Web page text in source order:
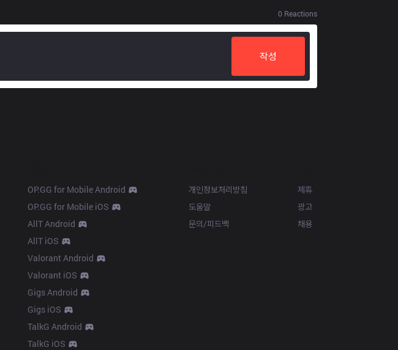
0 Reactions
작성
OP.GG for Mobile Android
OP.GG for Mobile iOS
AllT Android
AllT iOS
Valorant Android
Valorant iOS
Gigs Android
Gigs iOS
TalkG Android
TalkG iOS
개인정보처리방침
도움말
문의/피드백
제휴
광고
채용